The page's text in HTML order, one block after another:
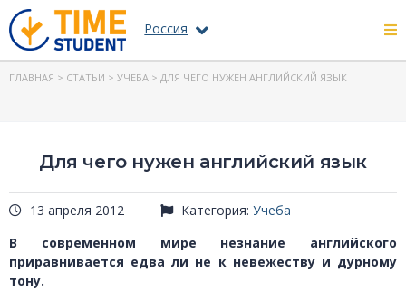
Россия
ГЛАВНАЯ > СТАТЬИ > УЧЕБА > ДЛЯ ЧЕГО НУЖЕН АНГЛИЙСКИЙ ЯЗЫК
Для чего нужен английский язык
13 апреля 2012 Категория: Учеба
В современном мире незнание английского
приравнивается едва ли не к невежеству и дурному
тону.